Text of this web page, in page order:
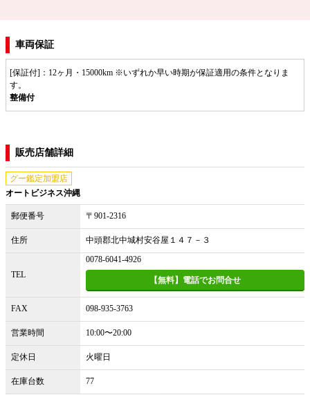
車両保証
[保証付]：12ヶ月・15000km ※いずれか早い時期が保証適用の条件となりま
す。
整備付
販売店舗詳細
グー鑑定加盟店
オートビジネス沖縄
郵便番号 〒901-2316
住所 中頭郡北中城村安谷屋１４７－３
TEL
0078-6041-4926
【無料】電話でお問合せ
FAX 098-935-3763
営業時間 10:00〜20:00
定休日 火曜日
在庫台数 77